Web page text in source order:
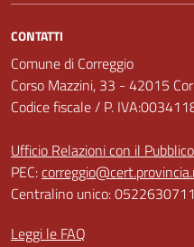
CONTATTI
Comune di Correggio
Corso Mazzini, 33 - 42015
Codice fiscale / P.
Ufficio Relazioni con il
PEC:
Centralino unico: 0522630711
Leggi le FAQ